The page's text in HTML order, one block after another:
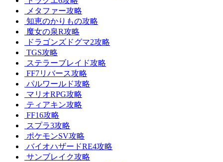
メタファー攻略
知恵のかりもの攻略
魔女の泉R攻略
ドラゴンズドグマ2攻略
TGS攻略
ステラーブレイド攻略
FF7リバース攻略
パルワールド攻略
マリオRPG攻略
ティアキン攻略
FF16攻略
スプラ3攻略
ポケモンSV攻略
バイオハザードRE4攻略
サンブレイク攻略